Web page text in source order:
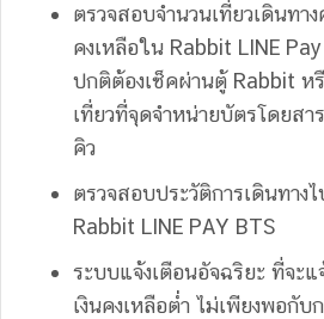
ตรวจสอบจำนวนเที่ยวเดินทา
คงเหลือใน Rabbit LINE
ปกติต้องเช็คผ่านตู้ Rabbit ห
เที่ยวที่จุดจำหน่ายบัตรโดยสา
คิว
ตรวจสอบประวัติการเดินทาง
Rabbit LINE PAY BTS
ระบบแจ้งเตือนอัจฉริยะ ที่จะ
เงินคงเหลือต่ำ ไม่เพียงพอกับ